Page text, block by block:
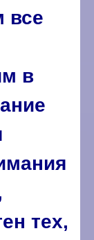
все
в
тех,